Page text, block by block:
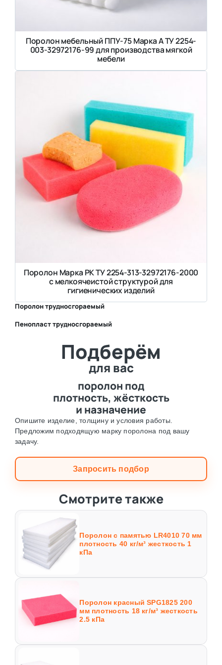
Поролон мебельный ППУ-75 Марка А ТУ 2254-
003-32972176-99 для производства мягкой
мебели
Поролон Марка РК ТУ 2254-313-32972176-2000
с мелкоячеистой структурой для
гигиенических изделий
Поролон трудносгораемый
Пенопласт трудносгораемый
Подберём
для вас
поролон под
плотность, жёсткость
и назначение
Опишите изделие, толщину и условия работы.
Предложим подходящую марку поролона под вашу
задачу.
Запросить подбор
Смотрите также
Поролон с памятью LR4010 70 мм
плотность 40 кг/м³ жесткость 1
кПа
Поролон красный SPG1825 200
мм плотность 18 кг/м³ жесткость
2.5 кПа